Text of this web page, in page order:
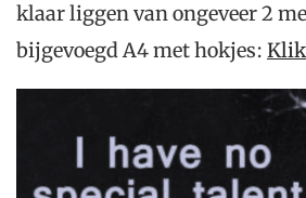
klaar liggen van ongeveer 2
bijgevoegd A4 met hokjes: